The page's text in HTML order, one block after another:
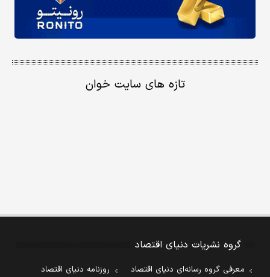
تازه های سایت خوان
گروه نشریات دنیای اقتصاد
معرفی گروه رسانه‌ای دنیای اقتصاد
روزنامه دنیای اقتصاد